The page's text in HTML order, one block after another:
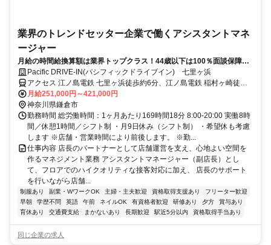
業界のトレンドセッター企業で働くアシスタントマネ
ージャー
月給の時間給換算額は業界トップクラス！44歳以下は100％面談保障！
履歴書・志望動機・自己PR不要のカジュアル面談からスタート！年間休
日111日・月9日休みで連休や長期休暇も取得可能！サーフカルチャーや
心地よい音楽が流れる開放的な空間で、店舗運営のサポートやチームマ
ネジメントをお任せ
Pacific DRIVE-IN(パシフィックドライブイン) 七里ヶ浜
アクセス 江ノ島電鉄 七里ヶ浜徒歩約6分、江ノ島電鉄 稲村ヶ崎徒歩
約11分、江ノ島電鉄 鎌倉高校前東口徒歩約15分 江ノ島電鉄 七里ヶ浜
駅 徒歩5分
月給251,000円～421,000円
神奈川県鎌倉市
勤務時間 総労働時間：1ヶ月あたり169時間18分 8:00-20:00 実働8時
間／休憩1時間／シフト制 ・月9日休み（シフト制） ・希望休も考慮
します ※店舗・営業時間により前後します。 ※勤...
仕事内容 店長のパートナーとして店舗運営を支え、心地よい空間を
作るマネジメント業務 アシスタントマネージャー（副店長）とし
て、フロアでのハイクオリティな接客対応に加え、 店長のサポート
を行いながら店舗...
制服あり 副業・WワークOK 主婦・主夫歓迎 資格取得支援あり
フリーター歓迎
早朝
学歴不問 英語 午前 ネイルOK 有資格者歓迎 研修あり 夕方
賞与あり
育休あり
交通費支給 まかないあり 長期歓迎 駅近5分以内 資格取得手当あり
同じ企業の求人